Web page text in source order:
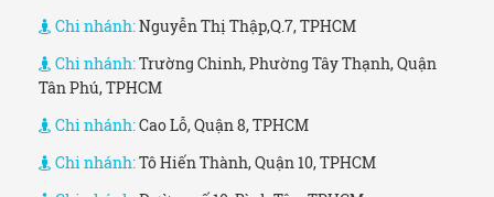
Chi nhánh:Nguyễn Thị Thập,Q.7, TPHCM
Chi nhánh:Trường Chinh, Phường Tây Thạnh, Quận
Tân Phú, TPHCM
Chi nhánh:Cao Lỗ, Quận 8, TPHCM
Chi nhánh:Tô Hiến Thành, Quận 10, TPHCM